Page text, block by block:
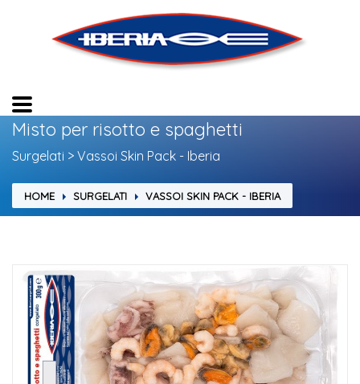
Misto per risotto e spaghetti
Surgelati > Vassoi Skin Pack - Iberia
HOME SURGELATI VASSOI SKIN PACK - IBERIA